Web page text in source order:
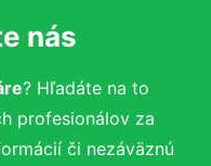
nás
? Hľadáte na to
profesionálov za
či nezáväznú